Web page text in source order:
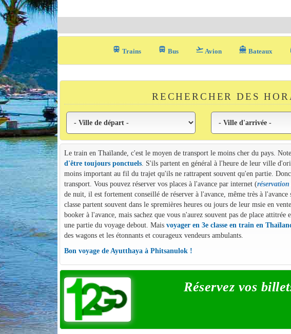
train Trains directions_bus_filled Bus flight_takeoff Avion directions_boat Bateaux
RECHERCHER DES
Le train en Thaïlande, c'est le moyen de transport le moins cher du pays.
d'être toujours ponctuels. S'ils partent en général à l'heure de leur ville
moins important au fil du trajet qu'ils ne rattrapent souvent qu'en partie.
transport. Vous pouvez réserver vos places à l'avance par internet (
de nuit, il est fortement conseillé de réserver à l'avance, même très à
classe partent souvent dans le spremières heures ou jours de leur msie en
booker à l'avance, mais sachez que vous n'aurez souvent pas de place
une partie du voyage debout. Mais voyager en 3e classe en train en
des wagons et les étonnants et courageux vendeurs ambulants.
Bon voyage de Ayutthaya à Phitsanulok !
Réservez vos